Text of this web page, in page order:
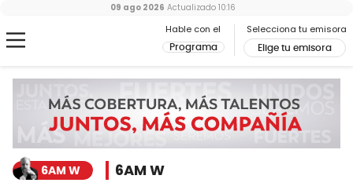
Hable con el
Programa
Selecciona tu emisora
Elige tu emisora
09 ago 2026 Actualizado 10:16
6AM W 6AM W